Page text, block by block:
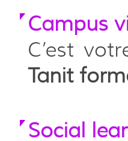
Campus
C’est
Tanit
Social